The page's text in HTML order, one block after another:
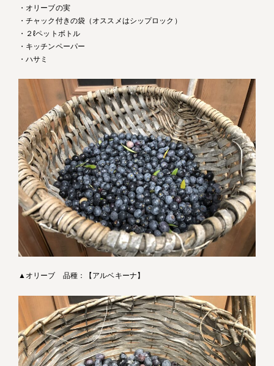
・オリーブの実
・チャック付きの袋（オススメはシップロック）
・２ℓペットボトル
・キッチンペーパー
・ハサミ
▲オリーブ 品種：【アルベキーナ】